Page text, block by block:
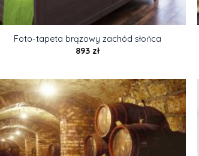
Foto-tapeta brązowy zachód słońca
893 zł